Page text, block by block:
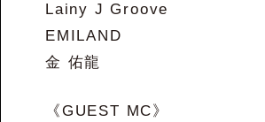
Lainy J Groove
EMILAND
金 佑龍
《GUEST MC》